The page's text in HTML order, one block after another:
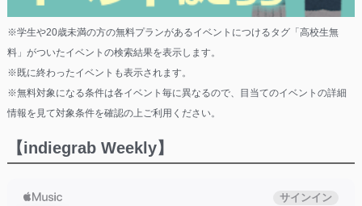
※学生や20歳未満の方の無料プランがあるイベントにつけるタグ「高校生無
料」がついたイベントの検索結果を表示します。
※既に終わったイベントも表示されます。
※無料対象になる条件は各イベント毎に異なるので、目当てのイベントの詳細
情報を見て対象条件を確認の上ご利用ください。
【indiegrab Weekly】